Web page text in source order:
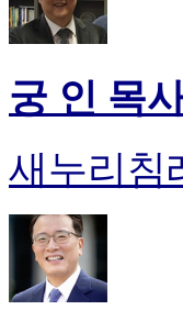
궁 인 목
새누리침